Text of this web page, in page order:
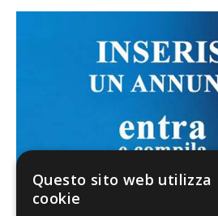
Questo sito web utilizza
cookie